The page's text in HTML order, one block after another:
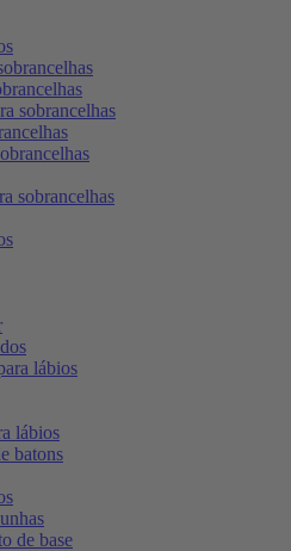
sobrancelhas
sobrancelhas
lábios
lábios
batons
de base